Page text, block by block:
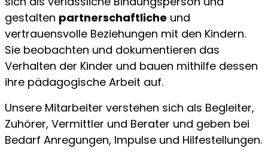
gestalten partnerschaftliche und
vertrauensvolle Beziehungen mit den Kindern.
Sie beobachten und dokumentieren das
Verhalten der Kinder und bauen mithilfe dessen
ihre pädagogische Arbeit auf.
Unsere Mitarbeiter verstehen sich als Begleiter,
Zuhörer, Vermittler und Berater und geben bei
Bedarf Anregungen, Impulse und Hilfestellungen.